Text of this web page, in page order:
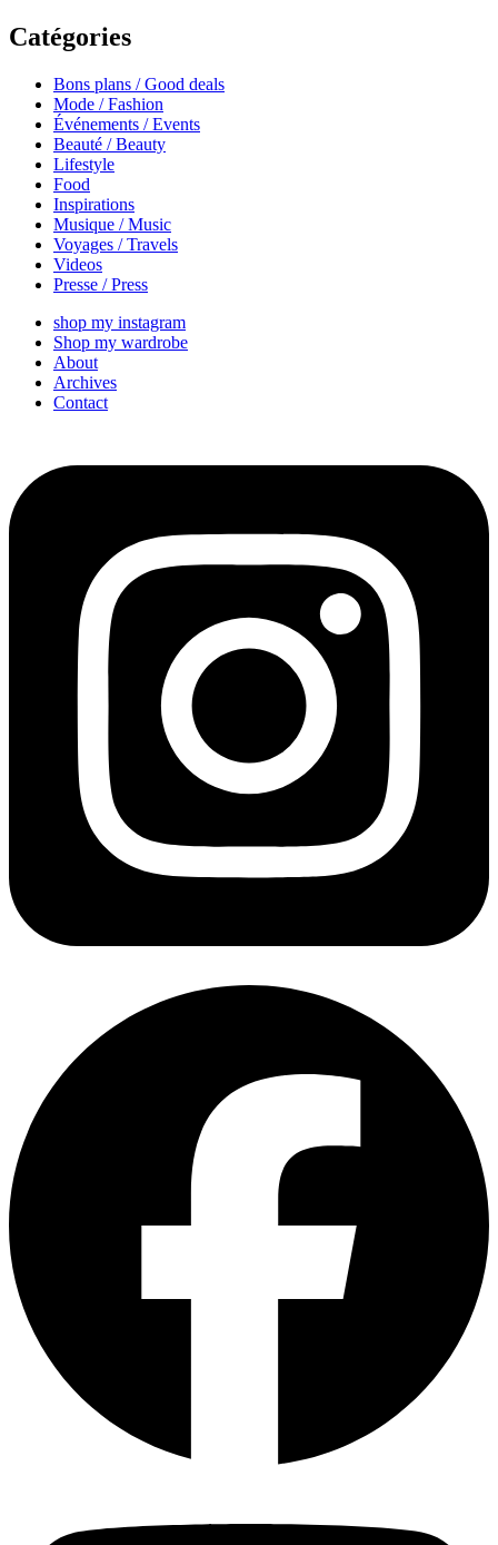
Catégories
Bons plans / Good deals
Mode / Fashion
Événements / Events
Beauté / Beauty
Lifestyle
Food
Inspirations
Musique / Music
Voyages / Travels
Videos
Presse / Press
shop my instagram
Shop my wardrobe
About
Archives
Contact